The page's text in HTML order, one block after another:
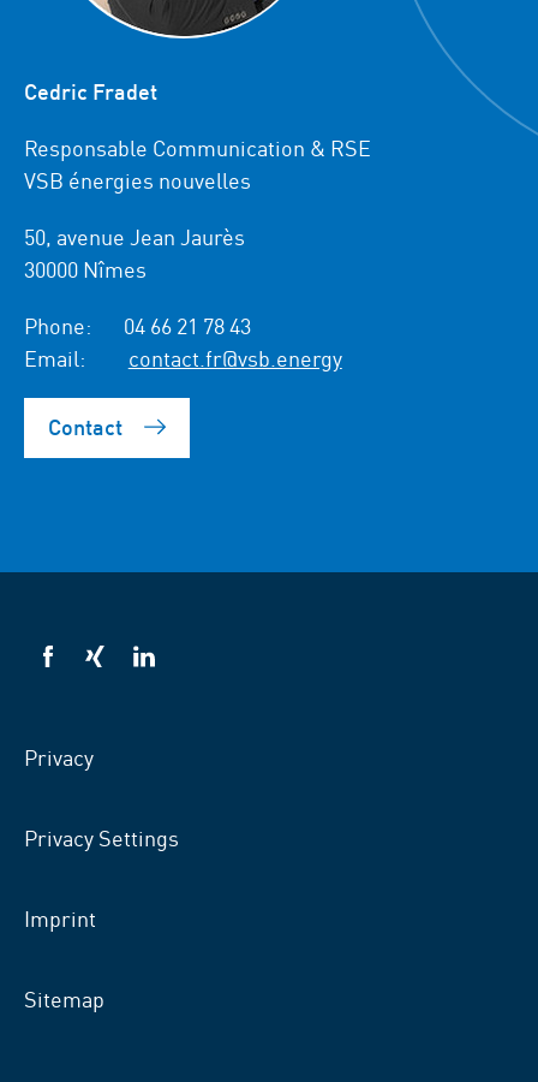
Cedric Fradet
Responsable Communication & RSE
VSB énergies nouvelles
50, avenue Jean Jaurès
30000 Nîmes
Phone:
04 66 21 78 43
Email:
contact.fr@vsb.energy
Contact
VSB
VSB
VSB
Privacy
Privacy Settings
Imprint
Sitemap